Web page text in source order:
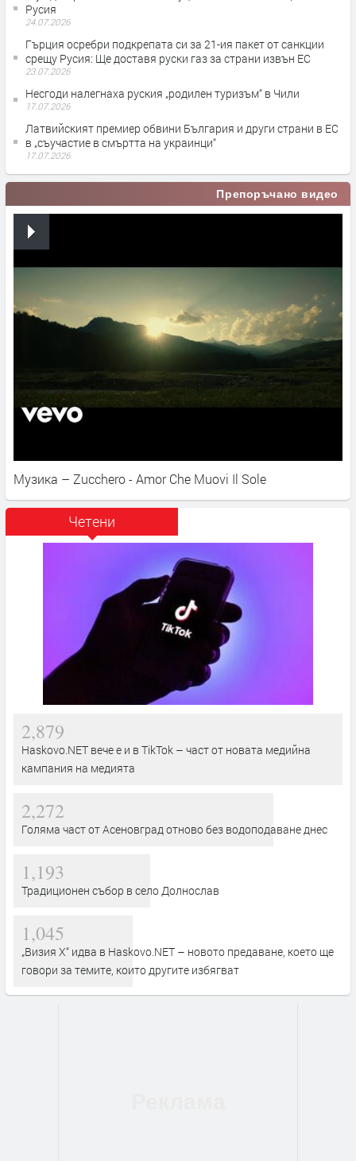
Русия
24.07.2026
Гърция осребри подкрепата си за 21-ия пакет от санкции
срещу Русия: Ще доставя руски газ за страни извън ЕС
23.07.2026
Несгоди налегнаха руския „родилен туризъм“ в Чили
17.07.2026
Латвийският премиер обвини България и други страни в ЕС
в „съучастие в смъртта на украинци“
17.07.2026
Препоръчано видео
Музика – Zucchero - Amor Che Muovi Il Sole
Четени
2,879
Haskovo.NET вече е и в TikTok – част от новата медийна
кампания на медията
2,272
Голяма част от Асеновград отново без водоподаване днес
1,193
Традиционен събор в село Долнослав
1,045
„Визия Х“ идва в Haskovo.NET – новото предаване, което ще
говори за темите, които другите избягват